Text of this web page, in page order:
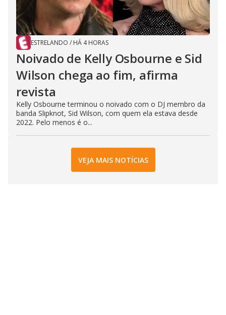
ESTRELANDO / HÁ 4 HORAS
Noivado de Kelly Osbourne e Sid
Wilson chega ao fim, afirma
revista
Kelly Osbourne terminou o noivado com o DJ membro da
banda Slipknot, Sid Wilson, com quem ela estava desde
2022. Pelo menos é o...
VEJA MAIS NOTÍCIAS